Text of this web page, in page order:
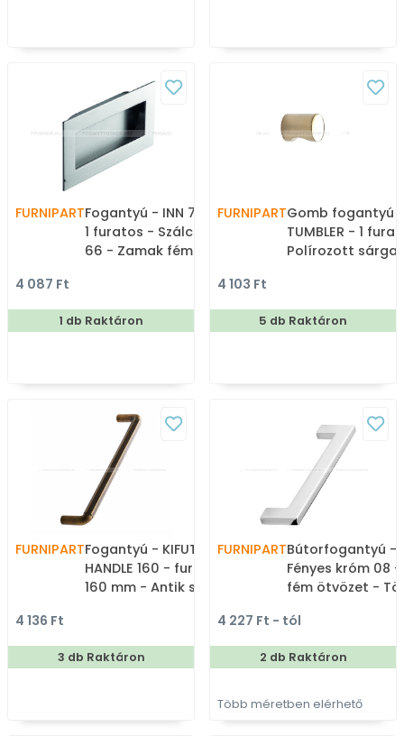
FURNIPARTFogantyú - INN 70 X 120 -
1 furatos - Szálcsiszolt
66 - Zamak fém ötvözet
marható, süllyeszthető
fém fogantyú
4 087 Ft
1 db Raktáron
FURNIPARTGomb fogantyú -
TUMBLER - 1
Polírozott
bútorgomb
4 103 Ft
5 db Raktáron
FURNIPARTFogantyú - KIFUTO HEXA
HANDLE 160 - furattáv
160 mm - Antik sárgaréz
- Klasszikus, vintage,
antik fém bútorfogantyú
4 136 Ft
3 db Raktáron
FURNIPARTBútorfogantyú -
Fényes króm 08
fém ötvözet -
bútorfogantyú
4 227 Ft - tól
2 db Raktáron
Több méretben elérhető